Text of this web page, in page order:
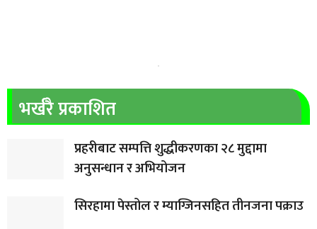
भर्खरै प्रकाशित
प्रहरीबाट सम्पत्ति शुद्धीकरणका २८ मुद्दामा
अनुसन्धान र अभियोजन
सिरहामा पेस्तोल र म्याग्जिनसहित तीनजना पक्राउ